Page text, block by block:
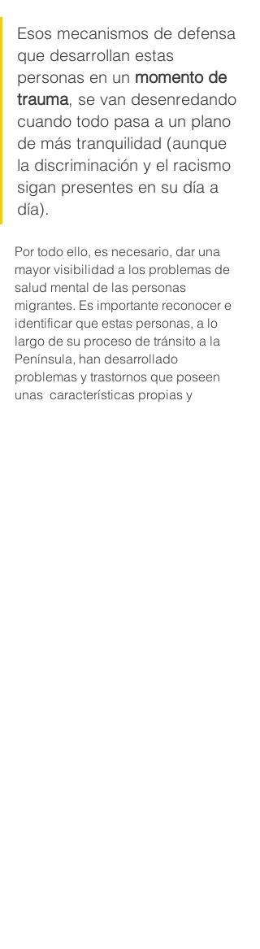
Esos mecanismos de defensa
que desarrollan estas
personas en un momento de
trauma, se van desenredando
cuando todo pasa a un plano
de más tranquilidad (aunque
la discriminación y el racismo
sigan presentes en su día a
día).
Por todo ello, es necesario, dar una
mayor visibilidad a los problemas de
salud mental de las personas
migrantes. Es importante reconocer e
identificar que estas personas, a lo
largo de su proceso de tránsito a la
Península, han desarrollado
problemas y trastornos que poseen
unas  características propias y